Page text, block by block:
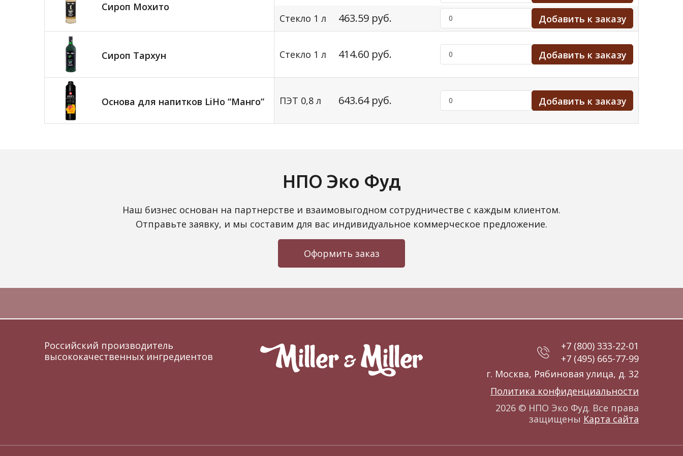
Сироп Мохито
Стекло 1 л 463.59 руб.
Сироп Тархун Стекло 1 л 414.60 руб.
Основа для напитков LiHo “Манго” ПЭТ 0,8 л 643.64 руб.
НПО Эко Фуд
Наш бизнес основан на партнерстве и взаимовыгодном сотрудничестве с каждым клиентом.
Отправьте заявку, и мы составим для вас индивидуальное коммерческое предложение.
Оформить заказ
Российский производитель
высококачественных ингредиентов
+7 (800) 333-22-01
+7 (495) 665-77-99
г. Москва, Рябиновая улица, д. 32
Политика конфиденциальности
2026 © НПО Эко Фуд. Все права
защищены Карта сайта